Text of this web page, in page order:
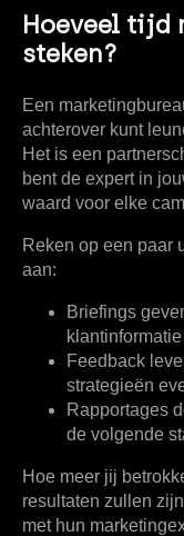
Hoeveel tijd
steken?
Een
achterover kunt
Het is een
bent de expert in
waard voor elke
Reken op een paar
aan:
Briefings
Feedback
strategieën
Rapportages
de volgende
Hoe meer jij
resultaten zullen
met hun